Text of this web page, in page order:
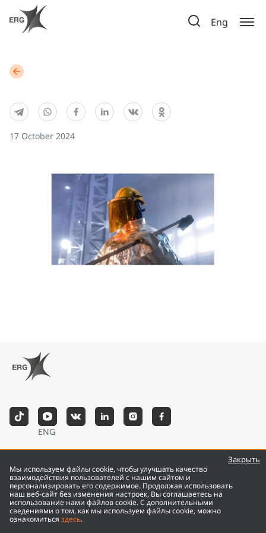
Мы используем файлы cookie, чтобы улучшать качество
взаимодействия пользователей с нашим сайтом и
персонализировать его содержимое. Продолжая использовать
наш веб-сайт без изменения настроек, Вы соглашаетесь на
использование нами файлов cookie. С дополнительными
сведениями о том, как мы используем файлы cookie, можно
ознакомиться здесь.
Закрыть
Eng
17 October 2024
ENG